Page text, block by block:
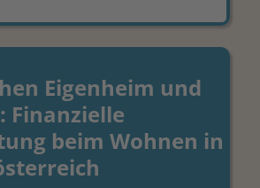
Eigenheim und
Finanzielle
beim Wohnen in